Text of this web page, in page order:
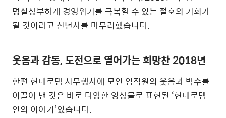
명실상부하게 경영위기를 극복할 수 있는 절호의 기회가
될 것이라고 신년사를 마무리했습니다.
웃음과 감동, 도전으로 열어가는 희망찬 2018년
한편 현대로템 시무행사에 모인 임직원의 웃음과 박수를
이끌어 낸 것은 바로 다양한 영상물로 표현된 ‘현대로템
인의 이야기’였습니다.